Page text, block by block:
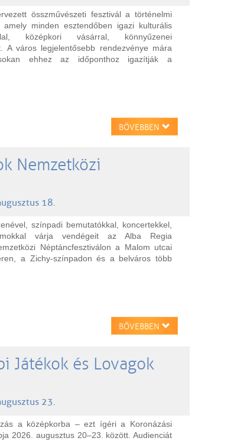
összművészeti fesztivál a történelmi
minden esztendőben igazi kulturális
középkori vásárral, könnyűzenei
A város legjelentősebb rendezvénye mára
ehhez az időponthoz igazítják a
BŐVEBBEN
Nemzetközi
18.
színpadi bemutatókkal, koncertekkel,
várja vendégeit az Alba Regia
Néptáncfesztiválon a Malom utcai
a Zichy-színpadon és a belváros több
BŐVEBBEN
Játékok és Lovagok
23.
a középkorba – ezt ígéri a Koronázási
2026. augusztus 20–23. között. Audienciát